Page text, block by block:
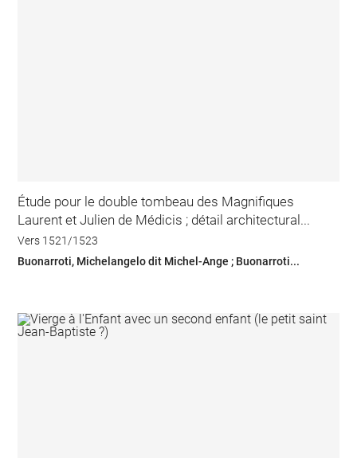
Étude pour le double tombeau des Magnifiques
Laurent et Julien de Médicis ; détail architectural...
Vers 1521/1523
Buonarroti, Michelangelo dit Michel-Ange ; Buonarroti...